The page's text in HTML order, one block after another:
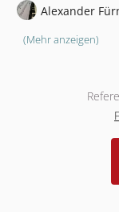
Alexander
(Mehr anzeigen)